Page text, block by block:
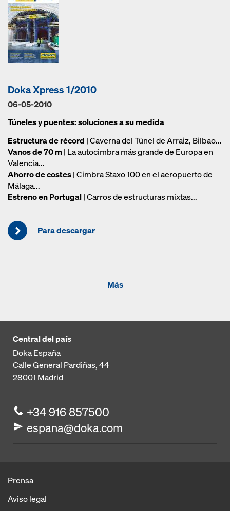
Doka Xpress 1/2010
06-05-2010
Túneles y puentes: soluciones a su medida
Estructura de récord | Caverna del Túnel de Arraiz, Bilbao...
Vanos de 70 m| La autocimbra más grande de Europa en
Valencia...
Ahorro de costes| Cimbra Staxo 100 en el aeropuerto de
Málaga...
Estreno en Portugal| Carros de estructuras mixtas...
Para descargar
Más
Central del país
Doka España
Calle General Pardiñas, 44
28001 Madrid
+34 916 857500
espana@doka.com
Prensa
Aviso legal